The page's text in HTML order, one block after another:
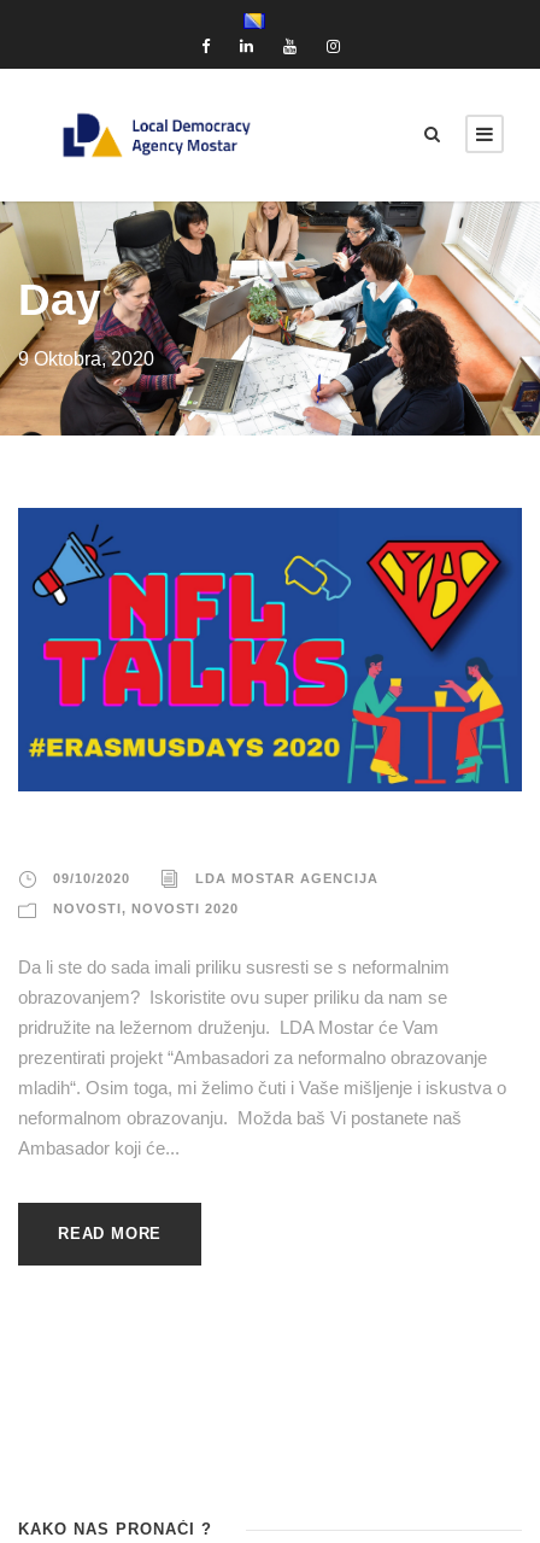
Day
9 Oktobra, 2020
09/10/2020 LDA MOSTAR AGENCIJA
NOVOSTI, NOVOSTI 2020
Da li ste do sada imali priliku susresti se s neformalnim
obrazovanjem? Iskoristite ovu super priliku da nam se
pridružite na ležernom druženju. LDA Mostar će Vam
prezentirati projekt “Ambasadori za neformalno obrazovanje
mladih“. Osim toga, mi želimo čuti i Vaše mišljenje i iskustva o
neformalnom obrazovanju. Možda baš Vi postanete naš
Ambasador koji će...
READ MORE
KAKO NAS PRONAĆI ?